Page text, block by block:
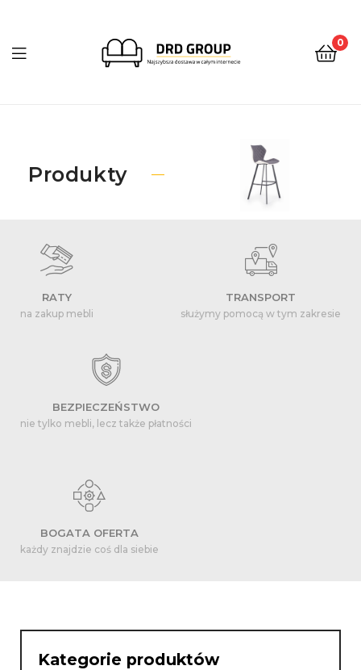
0
Produkty
RATY
na zakup mebli
TRANSPORT
służymy pomocą w tym zakresie
BEZPIECZEŃSTWO
nie tylko mebli, lecz także płatności
BOGATA OFERTA
każdy znajdzie coś dla siebie
Kategorie produktów